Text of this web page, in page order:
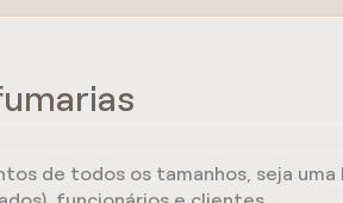
de todos os tamanhos, seja